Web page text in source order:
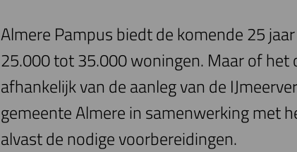
Almere Pampus biedt de komende 25
25.000 tot 35.000 woningen. Maar of
afhankelijk van de aanleg van de
gemeente Almere in samenwerking met
alvast de nodige voorbereidingen.